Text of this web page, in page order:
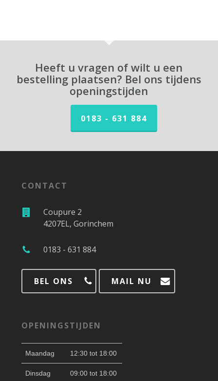
Heeft u vragen of wilt u een
bestelling plaatsen? Bel ons tijdens
openingstijden
0183 - 631 884
CONTACT
Coupure 2
4207EL, Gorinchem
0183 - 631 884
BEL ONS MAIL NU
OPENINGSTIJDEN
Maandag 12:30 tot 18:00
Dinsdag 09:00 tot 18:00